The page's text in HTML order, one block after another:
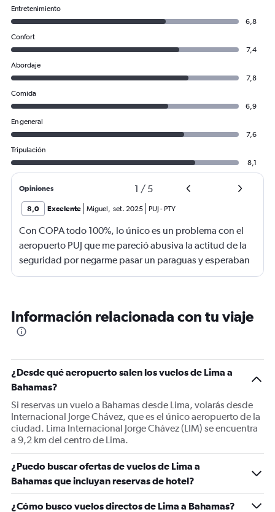
Entretenimiento
6,8
Confort
7,4
Abordaje
7,8
Comida
6,9
En general
7,6
Tripulación
8,1
Opiniones 1 / 5
8,0 Excelente Miguel, set. 2025 PUJ - PTY
Con COPA todo 100%, lo único es un problema con el
aeropuerto PUJ que me pareció abusiva la actitud de la
seguridad por negarme pasar un paraguas y esperaban
que lo despache en mostrador de COPA como si fuese
embalar y mandar el paraguas a la bodega que el valor
económico del artículo, y lo más loco, es que en el duty
“seguridad”, caemos en el abuso y el exceso?
Información relacionada con tu viaje
¿Desde qué aeropuerto salen los vuelos de Lima a
Bahamas?
Si reservas un vuelo a Bahamas desde Lima, volarás desde
Internacional Jorge Chávez, que es el único aeropuerto de la
ciudad. Lima Internacional Jorge Chávez (LIM) se encuentra
a 9,2 km del centro de Lima.
¿Puedo buscar ofertas de vuelos de Lima a
Bahamas que incluyan reservas de hotel?
¿Cómo busco vuelos directos de Lima a Bahamas?